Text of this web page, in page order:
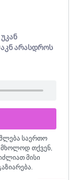
არასდროს
საერთო
მხოლოდ თქვენ,
მისი